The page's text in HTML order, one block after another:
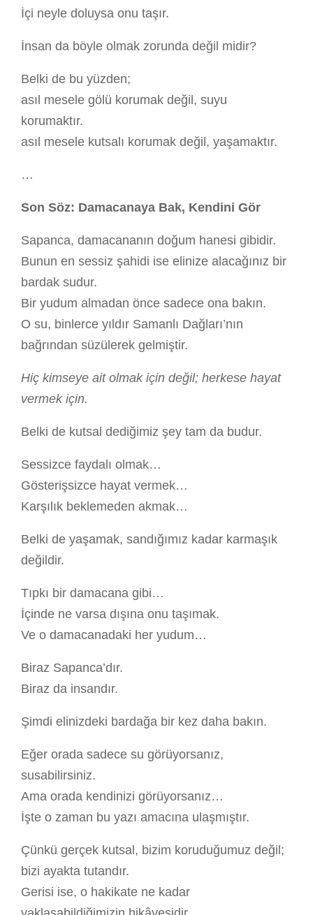
İçi neyle doluysa onu taşır.
İnsan da böyle olmak zorunda değil midir?
Belki de bu yüzden;
asıl mesele gölü korumak değil, suyu
korumaktır.
asıl mesele kutsalı korumak değil, yaşamaktır.
…
Son Söz: Damacanaya Bak, Kendini Gör
Sapanca, damacananın doğum hanesi gibidir.
Bunun en sessiz şahidi ise elinize alacağınız bir
bardak sudur.
Bir yudum almadan önce sadece ona bakın.
O su, binlerce yıldır Samanlı Dağları’nın
bağrından süzülerek gelmiştir.
Hiç kimseye ait olmak için değil; herkese hayat
vermek için.
Belki de kutsal dediğimiz şey tam da budur.
Sessizce faydalı olmak…
Gösterişsizce hayat vermek…
Karşılık beklemeden akmak…
Belki de yaşamak, sandığımız kadar karmaşık
değildir.
Tıpkı bir damacana gibi…
İçinde ne varsa dışına onu taşımak.
Ve o damacanadaki her yudum…
Biraz Sapanca’dır.
Biraz da insandır.
Şimdi elinizdeki bardağa bir kez daha bakın.
Eğer orada sadece su görüyorsanız,
susabilirsiniz.
Ama orada kendinizi görüyorsanız…
İşte o zaman bu yazı amacına ulaşmıştır.
Çünkü gerçek kutsal, bizim koruduğumuz değil;
bizi ayakta tutandır.
Gerisi ise, o hakikate ne kadar